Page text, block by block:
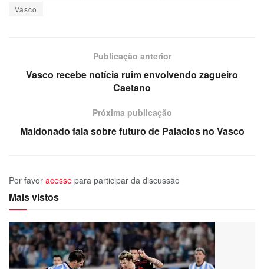
Vasco
Publicação anterior
Vasco recebe notícia ruim envolvendo zagueiro
Caetano
Próxima publicação
Maldonado fala sobre futuro de Palacios no Vasco
Por favor acesse para participar da discussão
Mais vistos